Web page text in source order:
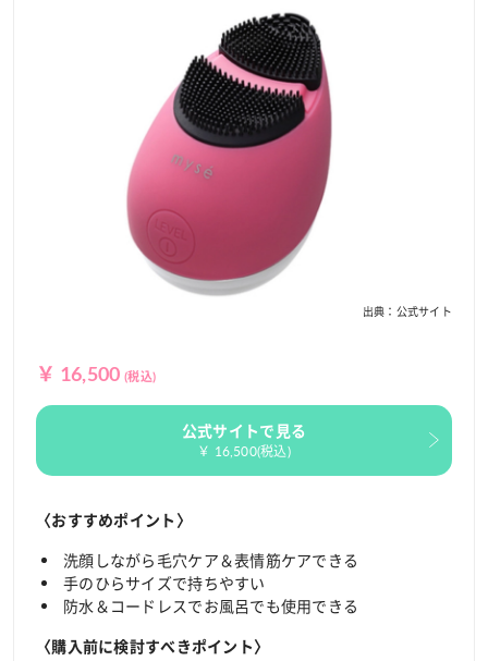
出典：公式サイト
￥ 16,500 (税込)
公式サイトで見る
￥ 16,500(税込)
〈おすすめポイント〉
洗顔しながら毛穴ケア＆表情筋ケアできる
手のひらサイズで持ちやすい
防水＆コードレスでお風呂でも使用できる
〈購入前に検討すべきポイント〉